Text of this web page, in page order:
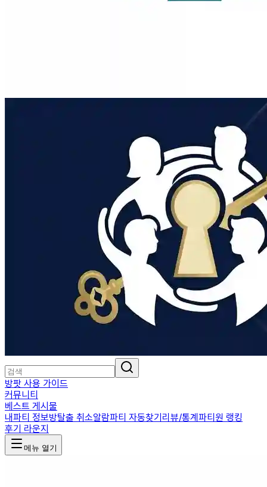
방팟 사용 가이드
커뮤니티
베스트 게시물
내파티 정보방탈출 취소알람파티 자동찾기리뷰/통계파티원 랭킹
후기 라운지
메뉴 열기